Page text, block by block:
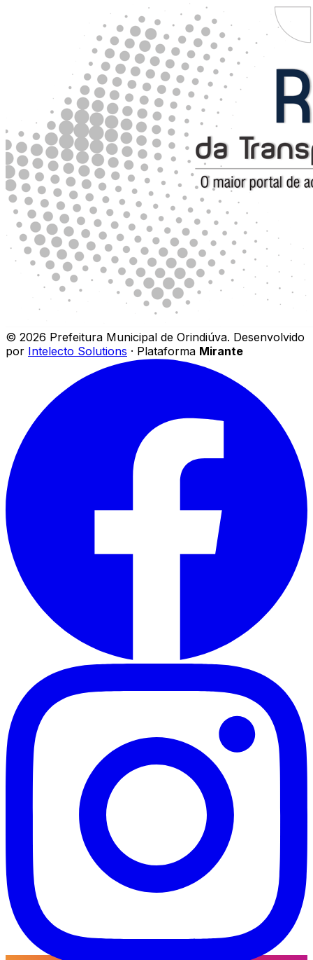
© 2026 Prefeitura Municipal de Orindiúva. Desenvolvido
por Intelecto Solutions · Plataforma Mirante